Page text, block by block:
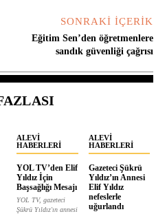
SONRAKI İÇERIK
Eğitim Sen’den öğretmenlere
sandık güvenliği çağrısı
ALEVI
HABERLERI
YOL TV’den Elif
Yıldız İçin
Başsağlığı Mesajı
YOL TV, gazeteci
Şükrü Yıldız'ın annesi
ALEVI
HABERLERI
Gazeteci Şükrü
Yıldız’ın Annesi
Elif Yıldız
nefeslerle
uğurlandı